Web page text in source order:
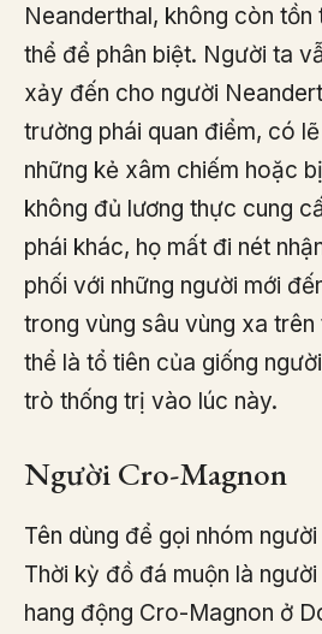
Neanderthal, không còn tồn
thể để phân biệt. Người ta
xảy đến cho người
trường phái quan điểm, có
những kẻ xâm chiếm hoặc
không đủ lương thực cung
phái khác, họ mất đi nét
phối với những người mới
trong vùng sâu vùng xa
thể là tổ tiên của giống
trò thống trị vào lúc này.
Người Cro-Magnon
Tên dùng để gọi nhóm
Thời kỳ đồ đá muộn là
hang động Cro-Magnon ở